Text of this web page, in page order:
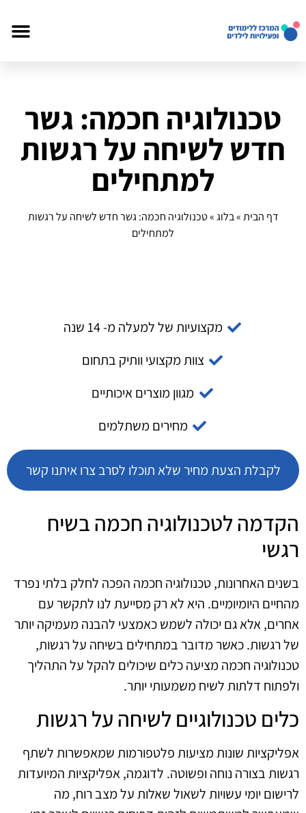
טכנולוגיה חכמה: גשר
חדש לשיחה על רגשות
למתחילים
דף הבית»בלוג»טכנולוגיה חכמה: גשר חדש לשיחה על רגשות
למתחילים
מקצועיות של למעלה מ- 14 שנה
צוות מקצועי וותיק בתחום
מגוון מוצרים איכותיים
מחירים משתלמים
לקבלת הצעת מחיר שלא תוכלו לסרב צרו איתנו קשר
הקדמה לטכנולוגיה חכמה בשיח
רגשי
בשנים האחרונות, טכנולוגיה חכמה הפכה לחלק בלתי נפרד
מהחיים היומיומיים. היא לא רק מסייעת לנו לתקשר עם
אחרים, אלא גם יכולה לשמש כאמצעי להבנה מעמיקה יותר
של רגשות. כאשר מדובר במתחילים בשיחה על רגשות,
טכנולוגיה חכמה מציעה כלים שיכולים להקל על התהליך
ולפתוח דלתות לשיח משמעותי יותר.
כלים טכנולוגיים לשיחה על רגשות
אפליקציות שונות מציעות פלטפורמות שמאפשרות לשתף
רגשות בצורה נוחה ופשוטה. לדוגמה, אפליקציות המיועדות
לרישום יומי עשויות לשאול שאלות על מצב רוח, מה